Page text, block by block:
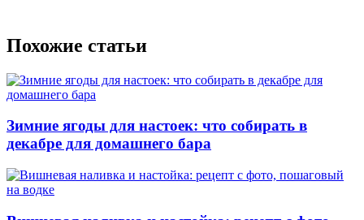
Похожие статьи
Зимние ягоды для настоек: что собирать в
декабре для домашнего бара